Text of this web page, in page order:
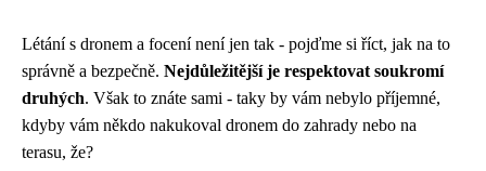
Létání s dronem a focení není jen tak - pojďme si říct, jak na to
správně a bezpečně. Nejdůležitější je respektovat soukromí
druhých. Však to znáte sami - taky by vám nebylo příjemné,
kdyby vám někdo nakukoval dronem do zahrady nebo na
terasu, že?